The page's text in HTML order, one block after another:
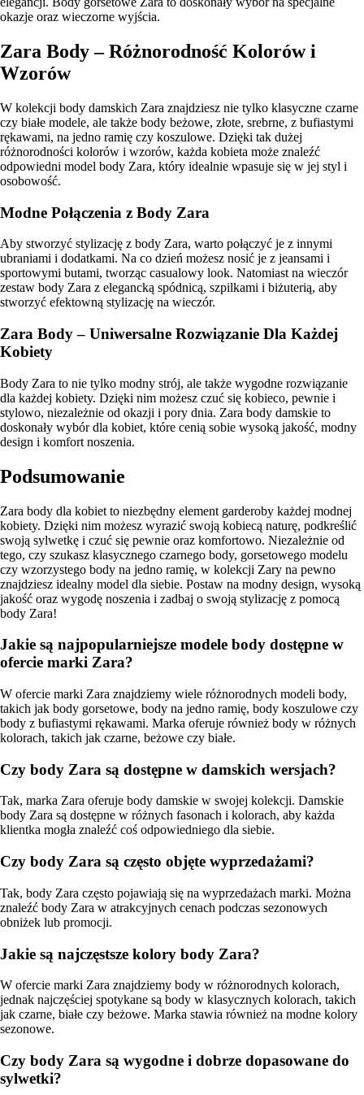
okazje oraz wieczorne wyjścia.
Zara Body – Różnorodność Kolorów i
Wzorów
W kolekcji body damskich Zara znajdziesz nie tylko klasyczne czarne
czy białe modele, ale także body beżowe, złote, srebrne, z bufiastymi
rękawami, na jedno ramię czy koszulowe. Dzięki tak dużej
różnorodności kolorów i wzorów, każda kobieta może znaleźć
odpowiedni model body Zara, który idealnie wpasuje się w jej styl i
osobowość.
Modne Połączenia z Body Zara
Aby stworzyć stylizację z body Zara, warto połączyć je z innymi
ubraniami i dodatkami. Na co dzień możesz nosić je z jeansami i
sportowymi butami, tworząc casualowy look. Natomiast na wieczór
zestaw body Zara z elegancką spódnicą, szpilkami i biżuterią, aby
stworzyć efektowną stylizację na wieczór.
Zara Body – Uniwersalne Rozwiązanie Dla Każdej
Kobiety
Body Zara to nie tylko modny strój, ale także wygodne rozwiązanie
dla każdej kobiety. Dzięki nim możesz czuć się kobieco, pewnie i
stylowo, niezależnie od okazji i pory dnia. Zara body damskie to
doskonały wybór dla kobiet, które cenią sobie wysoką jakość, modny
design i komfort noszenia.
Podsumowanie
Zara body dla kobiet to niezbędny element garderoby każdej modnej
kobiety. Dzięki nim możesz wyrazić swoją kobiecą naturę, podkreślić
swoją sylwetkę i czuć się pewnie oraz komfortowo. Niezależnie od
tego, czy szukasz klasycznego czarnego body, gorsetowego modelu
czy wzorzystego body na jedno ramię, w kolekcji Zary na pewno
znajdziesz idealny model dla siebie. Postaw na modny design, wysoką
jakość oraz wygodę noszenia i zadbaj o swoją stylizację z pomocą
body Zara!
Jakie są najpopularniejsze modele body dostępne w
ofercie marki Zara?
W ofercie marki Zara znajdziemy wiele różnorodnych modeli body,
takich jak body gorsetowe, body na jedno ramię, body koszulowe czy
body z bufiastymi rękawami. Marka oferuje również body w różnych
kolorach, takich jak czarne, beżowe czy białe.
Czy body Zara są dostępne w damskich wersjach?
Tak, marka Zara oferuje body damskie w swojej kolekcji. Damskie
body Zara są dostępne w różnych fasonach i kolorach, aby każda
klientka mogła znaleźć coś odpowiedniego dla siebie.
Czy body Zara są często objęte wyprzedażami?
Tak, body Zara często pojawiają się na wyprzedażach marki. Można
znaleźć body Zara w atrakcyjnych cenach podczas sezonowych
obniżek lub promocji.
Jakie są najczęstsze kolory body Zara?
W ofercie marki Zara znajdziemy body w różnorodnych kolorach,
jednak najczęściej spotykane są body w klasycznych kolorach, takich
jak czarne, białe czy beżowe. Marka stawia również na modne kolory
sezonowe.
Czy body Zara są wygodne i dobrze dopasowane do
sylwetki?